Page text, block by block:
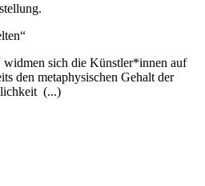
widmen sich die Künstler*innen auf
den metaphysischen Gehalt der
(...)